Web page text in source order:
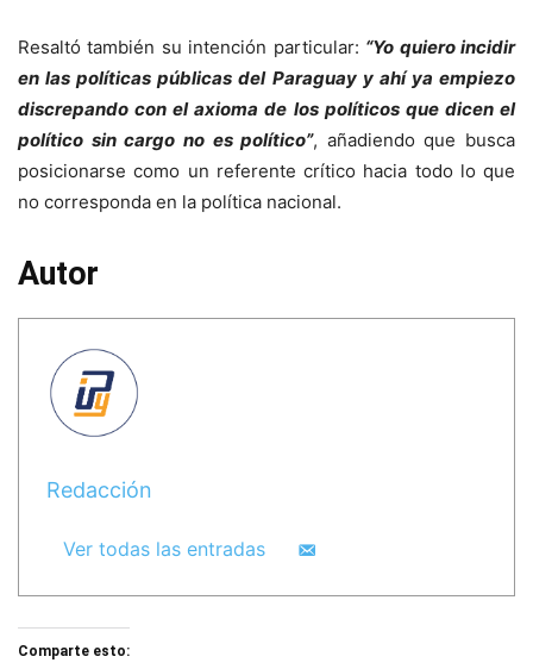
Resaltó también su intención particular: “Yo quiero incidir
en las políticas públicas del Paraguay y ahí ya empiezo
discrepando con el axioma de los políticos que dicen el
político sin cargo no es político”, añadiendo que busca
posicionarse como un referente crítico hacia todo lo que
no corresponda en la política nacional.
Autor
Redacción
Ver todas las entradas
Comparte esto: